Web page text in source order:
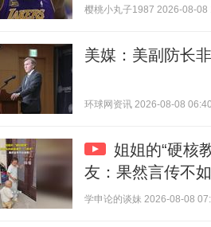
樱桃小丸子1987 2026-08-08
美媒：美副防长
环球网资讯 2026-08-08
姐姐的“硬核
友：果然言传不如
学申论的谈妹 2026-08-08